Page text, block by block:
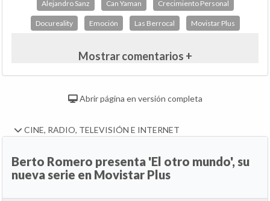
Alejandro Sanz Can Yaman Crecimiento Personal
Docureality Emoción Las Berrocal Movistar Plus
Mostrar comentarios +
Abrir página en versión completa
CINE, RADIO, TELEVISIÓN E INTERNET
Berto Romero presenta 'El otro mundo', su
nueva serie en Movistar Plus